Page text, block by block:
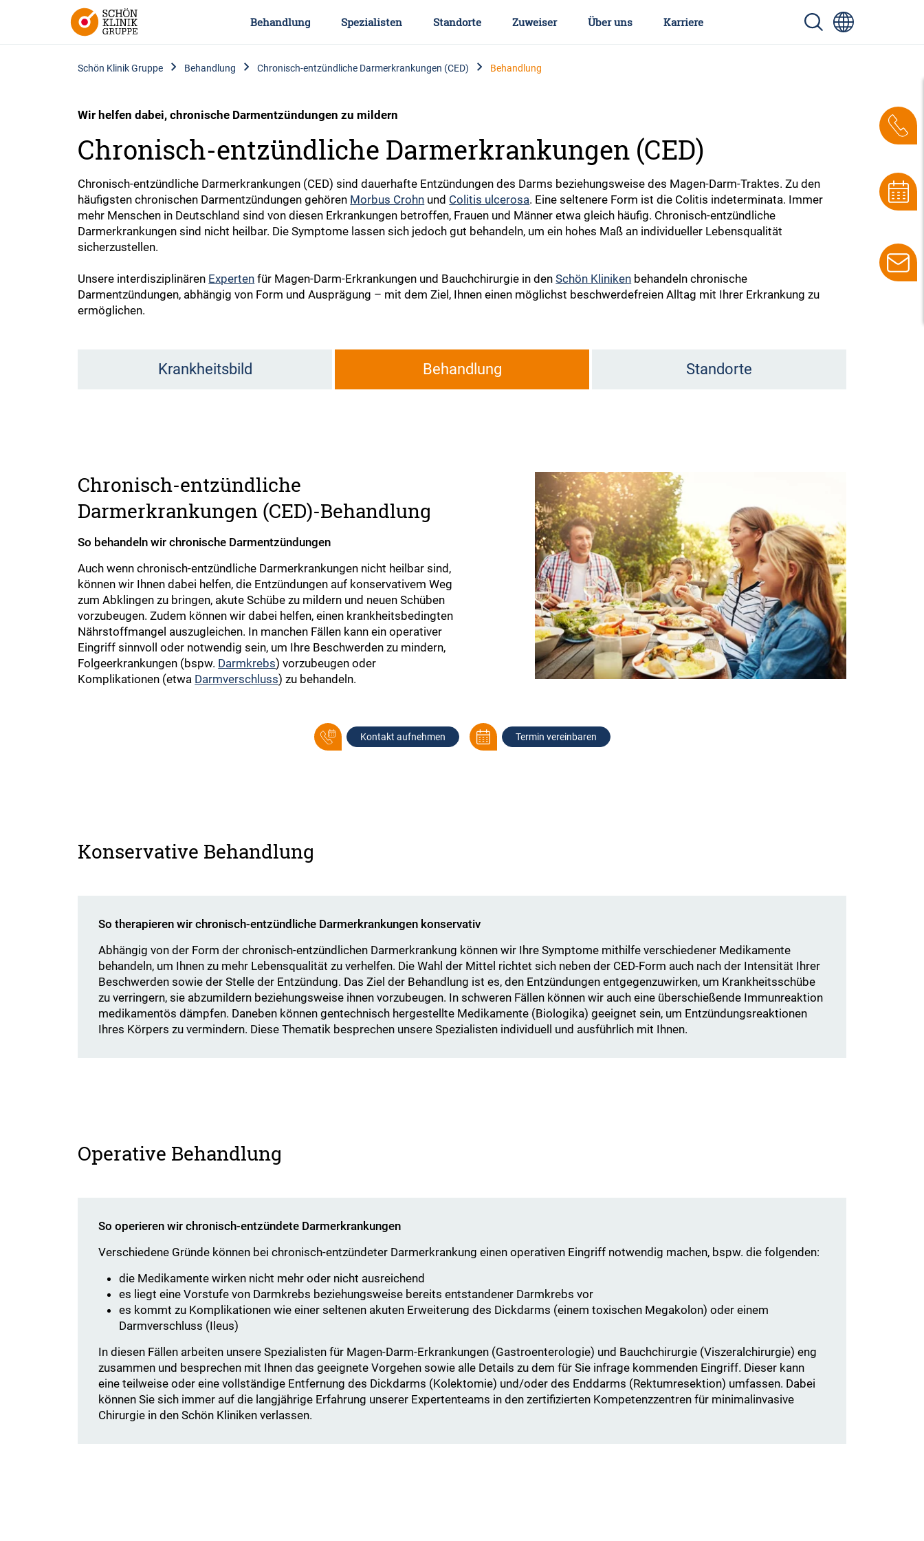
Behandlung Spezialisten Standorte Zuweiser Über uns Karriere
Schön Klinik Gruppe Behandlung Chronisch-entzündliche Darmerkrankungen (CED) Behandlung
Wir helfen dabei, chronische Darmentzündungen zu mildern
Chronisch-entzündliche Darmerkrankungen (CED)
Chronisch-entzündliche Darmerkrankungen (CED) sind dauerhafte Entzündungen des Darms beziehungsweise des Magen-Darm-Traktes. Zu den
häufigsten chronischen Darmentzündungen gehören Morbus Crohn und Colitis ulcerosa. Eine seltenere Form ist die Colitis indeterminata. Immer
mehr Menschen in Deutschland sind von diesen Erkrankungen betroffen, Frauen und Männer etwa gleich häufig. Chronisch-entzündliche
Darmerkrankungen sind nicht heilbar. Die Symptome lassen sich jedoch gut behandeln, um ein hohes Maß an individueller Lebensqualität
sicherzustellen.
Unsere interdisziplinären Experten für Magen-Darm-Erkrankungen und Bauchchirurgie in denSchön Kliniken behandeln chronische
Darmentzündungen, abhängig von Form und Ausprägung – mit dem Ziel, Ihnen einen möglichst beschwerdefreien Alltag mit Ihrer Erkrankung zu
ermöglichen.
Krankheitsbild Behandlung Standorte
Chronisch-entzündliche
Darmerkrankungen (CED)-Behandlung
So behandeln wir chronische Darmentzündungen
Auch wenn chronisch-entzündliche Darmerkrankungen nicht heilbar sind,
können wir Ihnen dabei helfen, die Entzündungen auf konservativem Weg
zum Abklingen zu bringen, akute Schübe zu mildern und neuen Schüben
vorzubeugen. Zudem können wir dabei helfen, einen krankheitsbedingten
Nährstoffmangel auszugleichen. In manchen Fällen kann ein operativer
Eingriff sinnvoll oder notwendig sein, um Ihre Beschwerden zu mindern,
Folgeerkrankungen (bspw. Darmkrebs) vorzubeugen oder
Komplikationen (etwa Darmverschluss) zu behandeln.
Kontakt aufnehmen Termin vereinbaren
Konservative Behandlung
So therapieren wir chronisch-entzündliche Darmerkrankungen konservativ
Abhängig von der Form der chronisch-entzündlichen Darmerkrankung können wir Ihre Symptome mithilfe verschiedener Medikamente
behandeln, um Ihnen zu mehr Lebensqualität zu verhelfen. Die Wahl der Mittel richtet sich neben der CED-Form auch nach der Intensität Ihrer
Beschwerden sowie der Stelle der Entzündung. Das Ziel der Behandlung ist es, den Entzündungen entgegenzuwirken, um Krankheitsschübe
zu verringern, sie abzumildern beziehungsweise ihnen vorzubeugen. In schweren Fällen können wir auch eine überschießende Immunreaktion
medikamentös dämpfen. Daneben können gentechnisch hergestellte Medikamente (Biologika) geeignet sein, um Entzündungsreaktionen
Ihres Körpers zu vermindern. Diese Thematik besprechen unsere Spezialisten individuell und ausführlich mit Ihnen.
Operative Behandlung
So operieren wir chronisch-entzündete Darmerkrankungen
Verschiedene Gründe können bei chronisch-entzündeter Darmerkrankung einen operativen Eingriff notwendig machen, bspw. die folgenden:
die Medikamente wirken nicht mehr oder nicht ausreichend
es liegt eine Vorstufe von Darmkrebs beziehungsweise bereits entstandener Darmkrebs vor
es kommt zu Komplikationen wie einer seltenen akuten Erweiterung des Dickdarms (einem toxischen Megakolon) oder einem
Darmverschluss (Ileus)
In diesen Fällen arbeiten unsere Spezialisten für Magen-Darm-Erkrankungen (Gastroenterologie) und Bauchchirurgie (Viszeralchirurgie) eng
zusammen und besprechen mit Ihnen das geeignete Vorgehen sowie alle Details zu dem für Sie infrage kommenden Eingriff. Dieser kann
eine teilweise oder eine vollständige Entfernung des Dickdarms (Kolektomie) und/oder des Enddarms (Rektumresektion) umfassen. Dabei
können Sie sich immer auf die langjährige Erfahrung unserer Expertenteams in den zertifizierten Kompetenzzentren für minimalinvasive
Chirurgie in den Schön Kliniken verlassen.